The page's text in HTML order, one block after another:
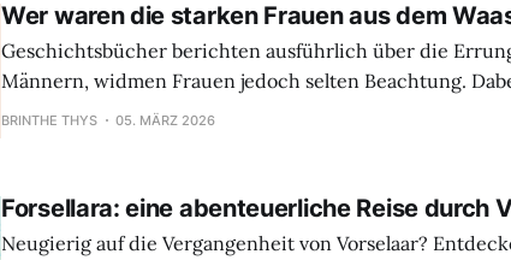
Wer waren die starken Frauen aus dem
Geschichtsbücher berichten ausführlich über die
Männern, widmen Frauen jedoch selten Beachtung.
die Geschichte geprägt. Aus dieser Feststellung heraus
Mittelpunkt steht. Auf Rad- und Wanderwegen
BRINTHE THYS 05. MÄRZ 2026
Forsellara: eine abenteuerliche Reise durch
Neugierig auf die Vergangenheit von Vorselaar?